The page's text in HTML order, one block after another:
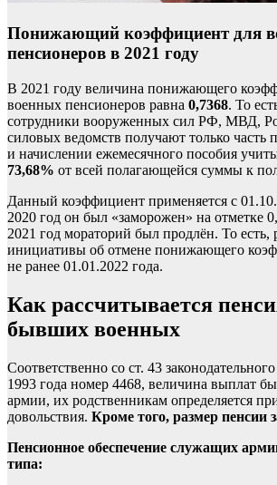
Понижающий коэффициент для
пенсионеров в 2021 году
В 2021 году величина понижающего
военных пенсионеров равна 0,7368. То
сотрудники вооруженных сил РФ, МВД,
силовых ведомств получают только часть
и начислении ежемесячного пособия
73,68% от всей полагающейся суммы к
Данный коэффициент применяется с
2020 год он был «заморожен» на отметке
2021 год мораторий был продлён. То есть,
инициативы об отмене понижающего
не ранее 01.01.2022 года.
Как рассчитывается
бывших военных
Соответственно со ст. 43
1993 года номер 4468, величина выплат
армии, их родственникам определяется
довольствия. Кроме того, размер пенсии
Пенсионное обеспечение служащих
типа: